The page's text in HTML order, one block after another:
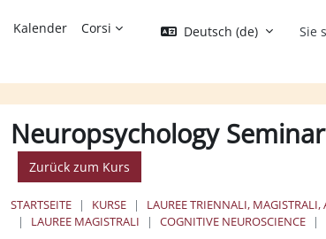
Kalender Corsi Deutsch ‎(de)‎ Sie
Neuropsychology
Zurück zum Kurs
STARTSEITE KURSE LAUREE TRIENNALI,
LAUREE MAGISTRALI
COGNITIVE NEUROSCIENCE